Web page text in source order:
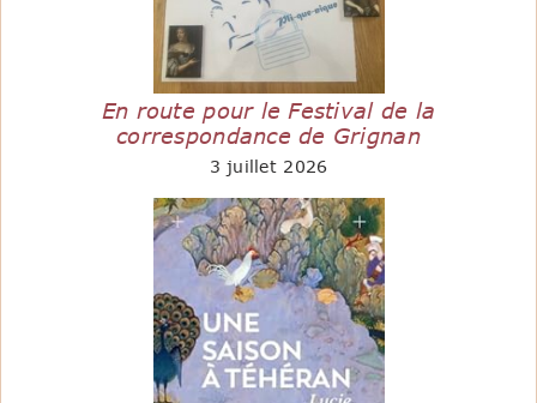
En route pour le Festival de la
correspondance de Grignan
3 juillet 2026